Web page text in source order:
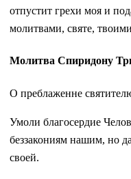
отпустит грехи моя и
молитвами, святе,
Молитва Спиридону
О преблаженне
Умоли благосердие
беззакониям нашим, но
своей.